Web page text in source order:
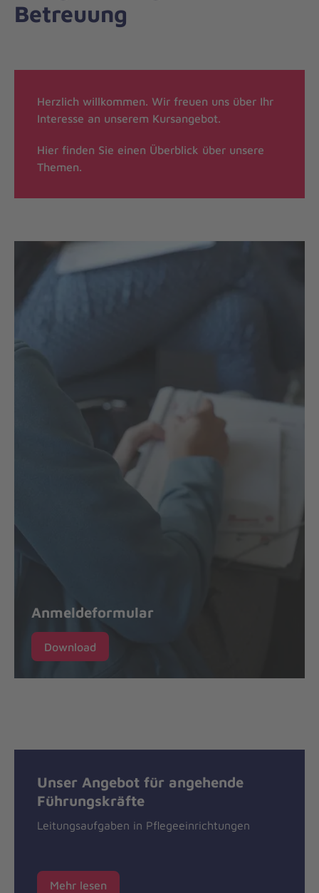
Betreuung
Herzlich willkommen. Wir freuen uns über Ihr
Interesse an unserem Kursangebot.
Hier finden Sie einen Überblick über unsere
Themen.
Anmeldeformular
Download
Unser Angebot für angehende
Führungskräfte
Leitungsaufgaben in Pflegeeinrichtungen
Mehr lesen